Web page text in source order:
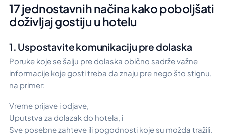
17 jednostavnih načina kako poboljšati
doživljaj gostiju u hotelu
1. Uspostavite komunikaciju pre dolaska
Poruke koje se šalju pre dolaska obično sadrže važne
informacije koje gosti treba da znaju pre nego što stignu,
na primer:
Vreme prijave i odjave,
Uputstva za dolazak do hotela, i
Sve posebne zahteve ili pogodnosti koje su možda tražili.